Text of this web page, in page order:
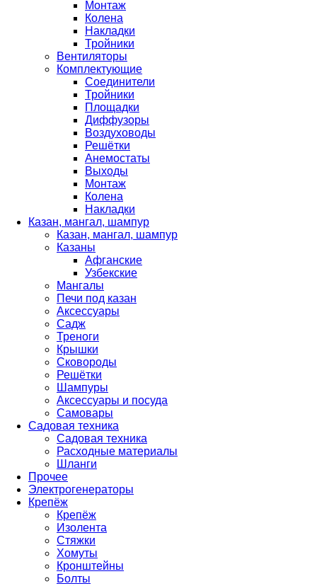
Монтаж
Колена
Накладки
Тройники
Вентиляторы
Комплектующие
Соединители
Тройники
Площадки
Диффузоры
Воздуховоды
Решётки
Анемостаты
Выходы
Монтаж
Колена
Накладки
Казан, мангал, шампур
Казан, мангал, шампур
Казаны
Афганские
Узбекские
Мангалы
Печи под казан
Аксессуары
Садж
Треноги
Крышки
Сковороды
Решётки
Шампуры
Аксессуары и посуда
Самовары
Садовая техника
Садовая техника
Расходные материалы
Шланги
Прочее
Электрогенераторы
Крепёж
Крепёж
Изолента
Стяжки
Хомуты
Кронштейны
Болты